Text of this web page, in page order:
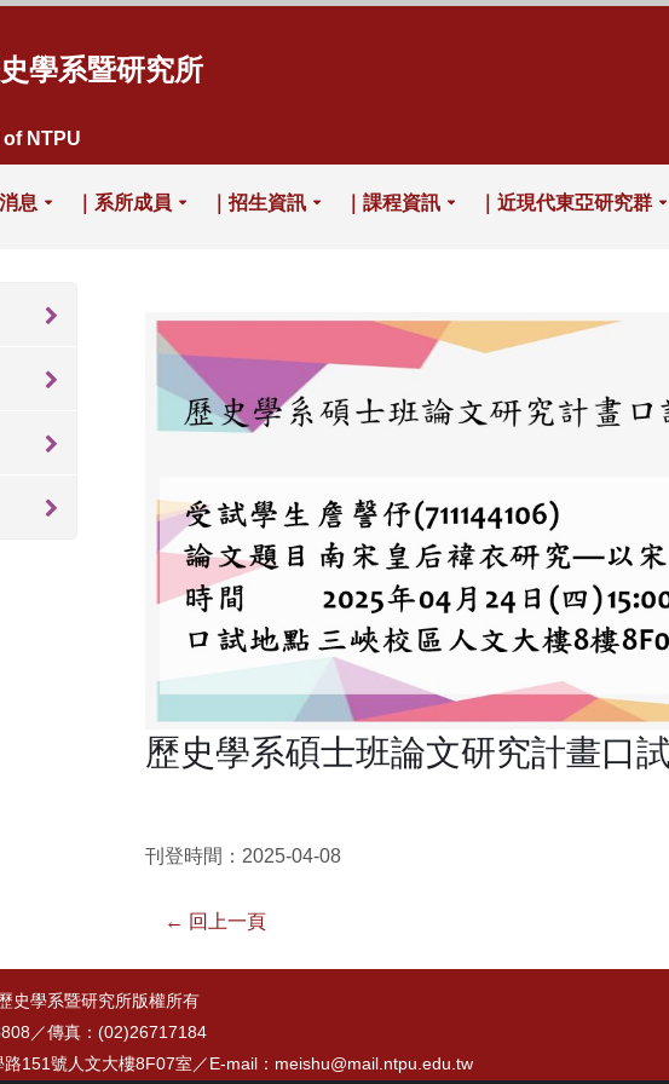
學系暨研究所
NTPU
息 ｜系所成員 ｜招生資訊 ｜課程資訊 ｜近現代東亞研究群
歷史學系碩士班論文研究計畫口
刊登時間：2025-04-08
← 回上一頁
史學系暨研究所版權所有
／傳真：(02)26717184
151號人文大樓8F07室／E-mail：meishu@mail.ntpu.edu.tw